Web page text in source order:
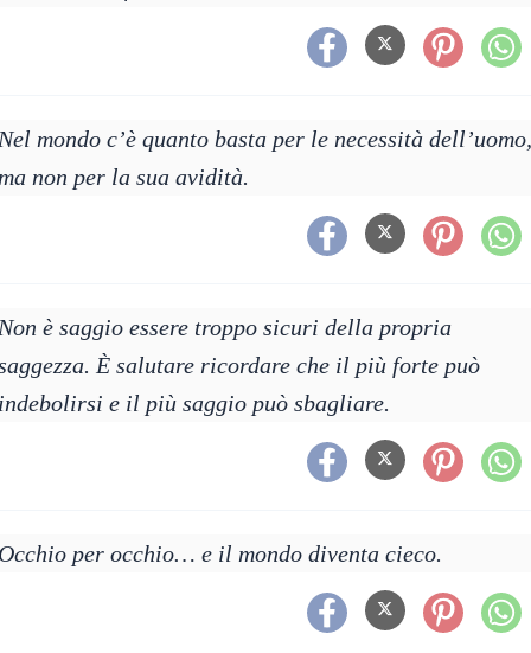
mondo c’è quanto basta per le necessità dell’uomo,
non per la sua avidità.
è saggio essere troppo sicuri della propria
È salutare ricordare che il più forte può
e il più saggio può sbagliare.
per occhio… e il mondo diventa cieco.